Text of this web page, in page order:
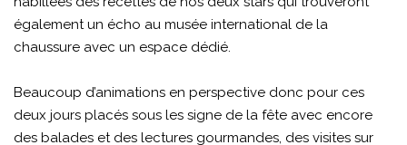
également un écho au musée international de la
chaussure avec un espace dédié.
Beaucoup d’animations en perspective donc pour ces
deux jours placés sous les signe de la fête avec encore
des balades et des lectures gourmandes, des visites sur